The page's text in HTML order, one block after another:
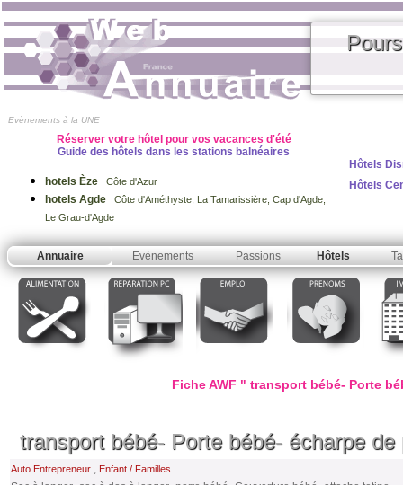
Evènements à la UNE
Réserver votre hôtel pour vos vacances d'été
Guide des hôtels dans les stations balnéaires
hotels Èze Côte d'Azur
hotels Agde Côte d'Améthyste, La Tamarissière, Cap d'Agde,
Le Grau-d'Agde
Hôtels
Hôtels
Annuaire Evènements Passions Hôtels
Fiche AWF " transport bébé- Porte
transport bébé- Porte bébé- écharpe
Auto Entrepreneur , Enfant / Familles